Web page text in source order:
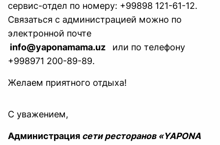
сервис-отдел по номеру: +99898 121-61-12.
Связаться с администрацией можно по
электронной почте
info@yaponamama.uz
или по телефону
+998971 200-89-89.
Желаем приятного отдыха!
С уважением,
Администрация сети ресторанов «YAPONA